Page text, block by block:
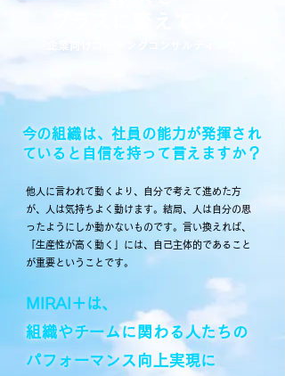
今の組織は、社員の能力が発揮され
ていると自信を持って言えますか？
他人に言われて動くより、自分で考えて進めた方
が、人は気持ちよく動けます。結局、人は自分の思
ったようにしか動かないものです。 言い換えれば、
「生産性が高く動く」には、自己主体的であること
が重要ということです。
MIRAI＋は、
組織やチームに関わる人たちの
パフォーマンス向
上実現に